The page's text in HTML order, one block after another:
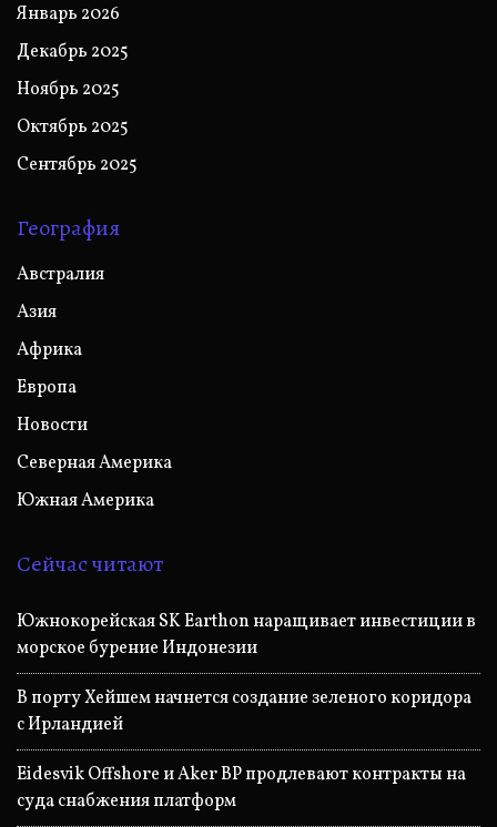
Январь 2026
Декабрь 2025
Ноябрь 2025
Октябрь 2025
Сентябрь 2025
География
Австралия
Азия
Африка
Европа
Новости
Северная Америка
Южная Америка
Сейчас читают
Южнокорейская SK Earthon наращивает инвестиции в
морское бурение Индонезии
В порту Хейшем начнется создание зеленого коридора
с Ирландией
Eidesvik Offshore и Aker BP продлевают контракты на
суда снабжения платформ